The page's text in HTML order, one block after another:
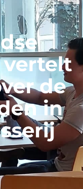
vertelt
de
in